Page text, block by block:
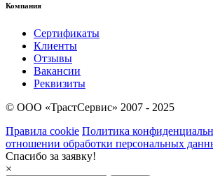
Компания
Сертификаты
Клиенты
Отзывы
Вакансии
Реквизиты
© OOO «ТрастСервис» 2007 - 2025
Правила cookie Политика
отношении обработки персональных
Спасибо за заявку!
×